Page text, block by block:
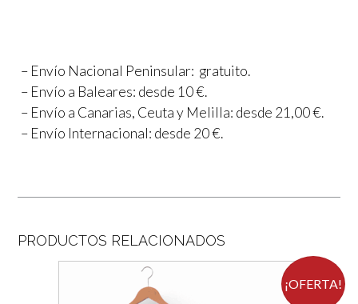
– Envío Nacional Peninsular: gratuito.
– Envío a Baleares: desde 10 €.
– Envío a Canarias, Ceuta y Melilla: desde 21,00 €.
– Envío Internacional: desde 20 €.
PRODUCTOS RELACIONADOS
¡OFERTA!